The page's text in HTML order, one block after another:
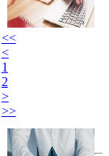
<<
<
1
2
>
>>